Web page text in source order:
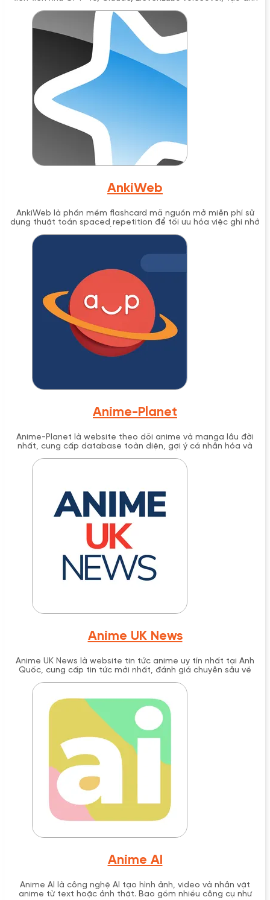
mức giá cạnh tranh từ $3.11/tháng. Được phát triển tại Ấn Độ,
Anky.AI định hướng trở thành giải pháp AI "all-in-one" giá rẻ
cho doanh nghiệp và cá nhân.
AnkiWeb
AnkiWeb là phần mềm flashcard mã nguồn mở miễn phí sử
dụng thuật toán spaced repetition để tối ưu hóa việc ghi nhớ
Anime-Planet
Anime-Planet là website theo dõi anime và manga lâu đời
nhất, cung cấp database toàn diện, gợi ý cá nhân hóa và
Anime UK News
Anime UK News là website tin tức anime uy tín nhất tại Anh
Quốc, cung cấp tin tức mới nhất, đánh giá chuyên sâu về
nghiệm, trang web này đã trở thành nguồn thông tin đáng tin
cậy cho cộng đồng anime không chỉ tại Anh mà còn trên toàn
thế giới.
Anime AI
Anime AI là công nghệ AI tạo hình ảnh, video và nhân vật
anime từ text hoặc ảnh thật. Bao gồm nhiều công cụ như